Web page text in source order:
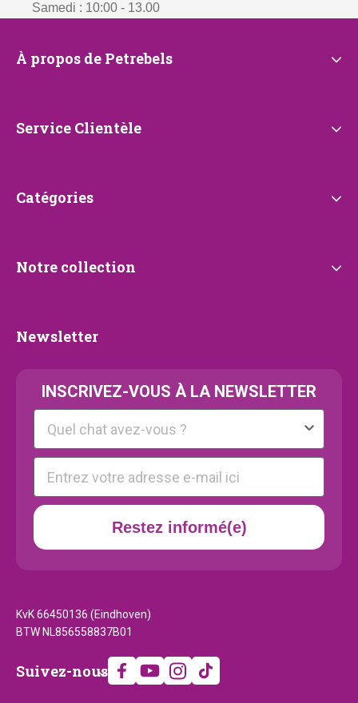
Samedi : 10:00 - 13.00
À
Petrebels
À propos de Petrebels
Service
Service Clientèle
Catégories
Catégories
Notre
Notre collection
Newsletter
Newsletter
INSCRIVEZ-VOUS À LA NEWSLETTER
Kattenras
E-mail
Restez informé(e)
KvK 66450136 (Eindhoven)
BTW NL856558837B01
Suivez-
Suivez-nous